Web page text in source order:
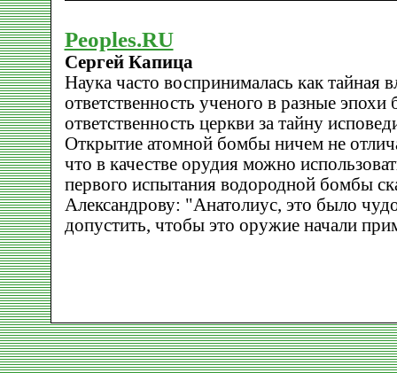
Peoples.RU
Сергей Капица
Наука часто воспринималась как тайная
ответственность ученого в разные
ответственность церкви за тайну
Открытие атомной бомбы ничем не
что в качестве орудия можно
первого испытания водородной бомбы
Александрову: "Анатолиус, это было
допустить, чтобы это оружие начали